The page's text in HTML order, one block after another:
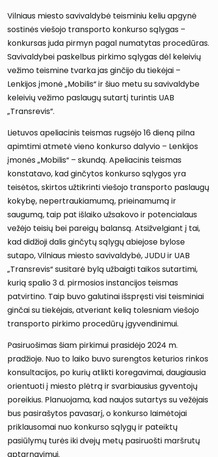
Vilniaus miesto savivaldybė teisminiu keliu apgynė
sostinės viešojo transporto konkurso sąlygas –
konkursas juda pirmyn pagal numatytas procedūras.
Savivaldybei paskelbus pirkimo sąlygas dėl keleivių
vežimo teismine tvarka jas ginčijo du tiekėjai –
Lenkijos įmonė „Mobilis“ ir šiuo metu su savivaldybe
keleivių vežimo paslaugų sutartį turintis UAB
„Transrevis”.
Lietuvos apeliacinis teismas rugsėjo 16 dieną pilna
apimtimi atmetė vieno konkurso dalyvio – Lenkijos
įmonės „Mobilis“ – skundą. Apeliacinis teismas
konstatavo, kad ginčytos konkurso sąlygos yra
teisėtos, skirtos užtikrinti viešojo transporto paslaugų
kokybę, nepertraukiamumą, prieinamumą ir
saugumą, taip pat išlaiko užsakovo ir potencialaus
vežėjo teisių bei pareigų balansą. Atsižvelgiant į tai,
kad didžioji dalis ginčytų sąlygų abiejose bylose
sutapo, Vilniaus miesto savivaldybė, JUDU ir UAB
„Transrevis“ susitarė bylą užbaigti taikos sutartimi,
kurią spalio 3 d. pirmosios instancijos teismas
patvirtino. Taip buvo galutinai išspręsti visi teisminiai
ginčai su tiekėjais, atveriant kelią tolesniam viešojo
transporto pirkimo procedūrų įgyvendinimui.
Pasiruošimas šiam pirkimui prasidėjo 2024 m.
pradžioje. Nuo to laiko buvo surengtos keturios rinkos
konsultacijos, po kurių atlikti koregavimai, daugiausia
orientuoti į miesto plėtrą ir svarbiausius gyventojų
poreikius. Planuojama, kad naujos sutartys su vežėjais
bus pasirašytos pavasarį, o konkurso laimėtojai
priklausomai nuo konkurso sąlygų ir pateiktų
pasiūlymų turės iki dvejų metų pasiruošti maršrutų
aptarnavimui.